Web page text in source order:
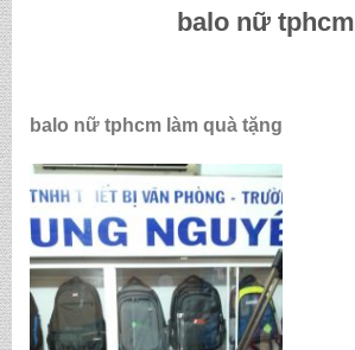
balo nữ tphcm
balo nữ tphcm làm quà tặng